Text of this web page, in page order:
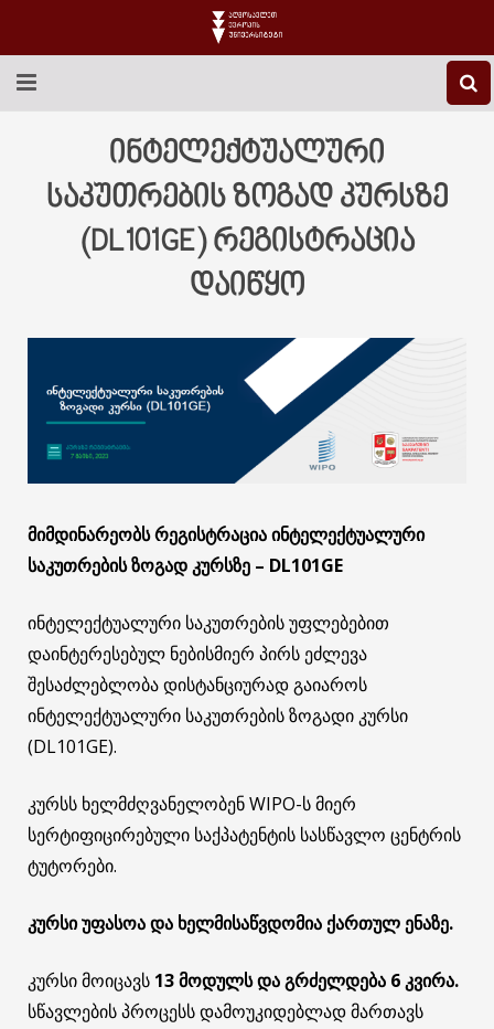
EEU-Ს ᲨᲔᲡᲐᲮᲔᲑ
ᲒᲐᲜᲐᲗᲚᲔᲑᲐ
ᲑᲘᲑᲚᲘᲝᲗᲔᲙᲐ
ᲡᲢᲣᲓᲔᲜᲢᲣᲠᲘ ᲪᲮᲝᲕᲠᲔᲑᲐ
ᲙᲝᲜᲢᲐᲥᲢᲘ
ინტელექტუალური
საკუთრების ზოგად კურსზე
(DL101GE) რეგისტრაცია
დაიწყო
მიმდინარეობს რეგისტრაცია ინტელექტუალური
საკუთრების ზოგად კურსზე – DL101GE
ინტელექტუალური საკუთრების უფლებებით
დაინტერესებულ ნებისმიერ პირს ეძლევა
შესაძლებლობა დისტანციურად გაიაროს
ინტელექტუალური საკუთრების ზოგადი კურსი
(DL101GE).
კურსს ხელმძღვანელობენ WIPO-ს მიერ
სერტიფიცირებული საქპატენტის სასწავლო ცენტრის
ტუტორები.
კურსი უფასოა და ხელმისაწვდომია ქართულ ენაზე.
კურსი მოიცავს 13 მოდულს და გრძელდება 6 კვირა.
სწავლების პროცესს დამოუკიდებლად მართავს